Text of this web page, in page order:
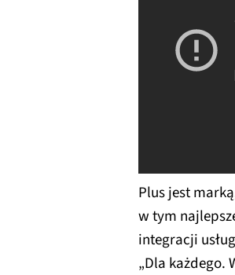
Plus jest
w tym
integracji
„Dla każdego.